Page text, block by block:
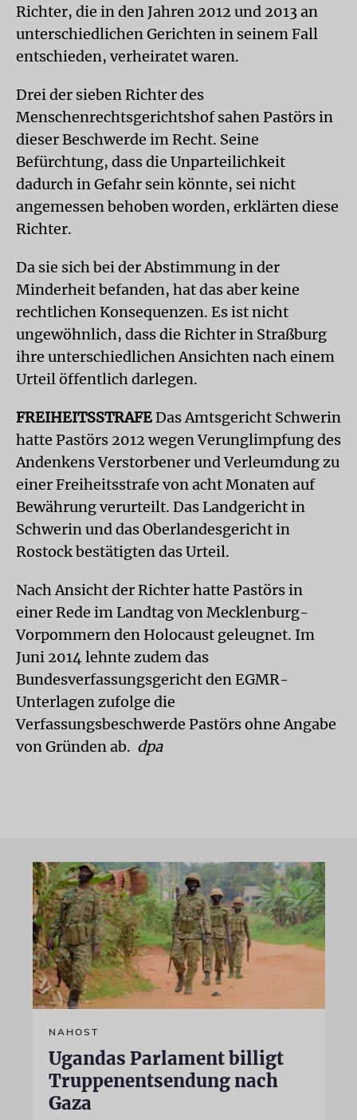
Richter, die in den Jahren 2012 und 2013 an
unterschiedlichen Gerichten in seinem Fall
entschieden, verheiratet waren.
Drei der sieben Richter des
Menschenrechtsgerichtshof sahen Pastörs in
dieser Beschwerde im Recht. Seine
Befürchtung, dass die Unparteilichkeit
dadurch in Gefahr sein könnte, sei nicht
angemessen behoben worden, erklärten diese
Richter.
Da sie sich bei der Abstimmung in der
Minderheit befanden, hat das aber keine
rechtlichen Konsequenzen. Es ist nicht
ungewöhnlich, dass die Richter in Straßburg
ihre unterschiedlichen Ansichten nach einem
Urteil öffentlich darlegen.
FREIHEITSSTRAFEDas Amtsgericht Schwerin
hatte Pastörs 2012 wegen Verunglimpfung des
Andenkens Verstorbener und Verleumdung zu
einer Freiheitsstrafe von acht Monaten auf
Bewährung verurteilt. Das Landgericht in
Schwerin und das Oberlandesgericht in
Rostock bestätigten das Urteil.
Nach Ansicht der Richter hatte Pastörs in
einer Rede im Landtag von Mecklenburg-
Vorpommern den Holocaust geleugnet. Im
Juni 2014 lehnte zudem das
Bundesverfassungsgericht den EGMR-
Unterlagen zufolge die
Verfassungsbeschwerde Pastörs ohne Angabe
von Gründen ab. dpa
NAHOST
Ugandas Parlament billigt
Truppenentsendung nach
Gaza